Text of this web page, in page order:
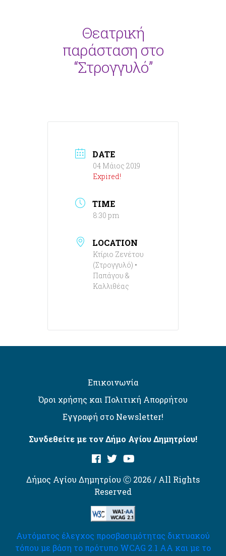
Θεατρική
παράσταση στο
“Στρογγυλό”
DATE
04 Μάιος 2019
Expired!
TIME
8:30 pm
LOCATION
Κτίριο Ζενέτου
(Στρογγυλό) •
Παπάγου &
Καλλιθέας
Επικοινωνία
Όροι χρήσης και Πολιτική Απορρήτου
Εγγραφή στο Newsletter!
Συνδεθείτε με τον Δήμο Αγίου Δημητρίου!
Δήμος Αγίου Δημητρίου Ⓒ 2026 / All Rights
Reserved
Αυτόματος έλεγχος προσβασιμότητας δικτυακού
τόπου με βάση το πρότυπο WCAG 2.1 AA και με το